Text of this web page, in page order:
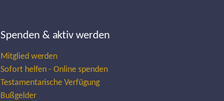
Spenden & aktiv werden
Mitglied werden
Sofort helfen - Online spenden
Testamentarische Verfügung
Bußgelder